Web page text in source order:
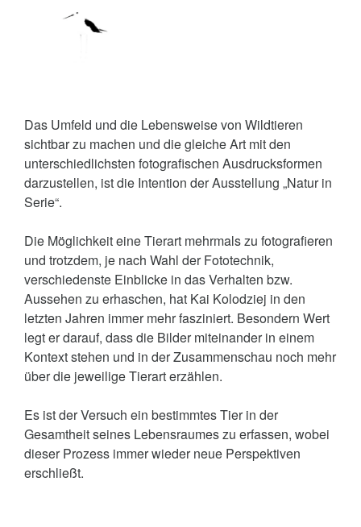
Das Umfeld und die Lebensweise von Wildtieren
sichtbar zu machen und die gleiche Art mit den
unterschiedlichsten fotografischen Ausdrucksformen
darzustellen, ist die Intention der Ausstellung „Natur in
Serie“.
Die Möglichkeit eine Tierart mehrmals zu fotografieren
und trotzdem, je nach Wahl der Fototechnik,
verschiedenste Einblicke in das Verhalten bzw.
Aussehen zu erhaschen, hat Kai Kolodziej in den
letzten Jahren immer mehr fasziniert. Besondern Wert
legt er darauf, dass die Bilder miteinander in einem
Kontext stehen und in der Zusammenschau noch mehr
über die jeweilige Tierart erzählen.
Es ist der Versuch ein bestimmtes Tier in der
Gesamtheit seines Lebensraumes zu erfassen, wobei
dieser Prozess immer wieder neue Perspektiven
erschließt.